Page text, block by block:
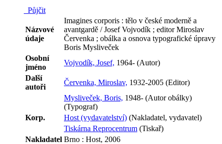
Půjčit
Názvové
údaje
Imagines corporis : tělo v české moderně a
avantgardě / Josef Vojvodík ; editor Miroslav
Červenka ; obálka a osnova typografické úpravy
Boris Mysliveček
Osobní
jméno
Vojvodík, Josef, 1964- (Autor)
Další
autoři
Červenka, Miroslav, 1932-2005 (Editor)
Mysliveček, Boris, 1948- (Autor obálky)
(Typograf)
Korp.
Host (vydavatelství) (Nakladatel, vydavatel)
Tiskárna Reprocentrum (Tiskař)
Nakladatel Brno : Host, 2006